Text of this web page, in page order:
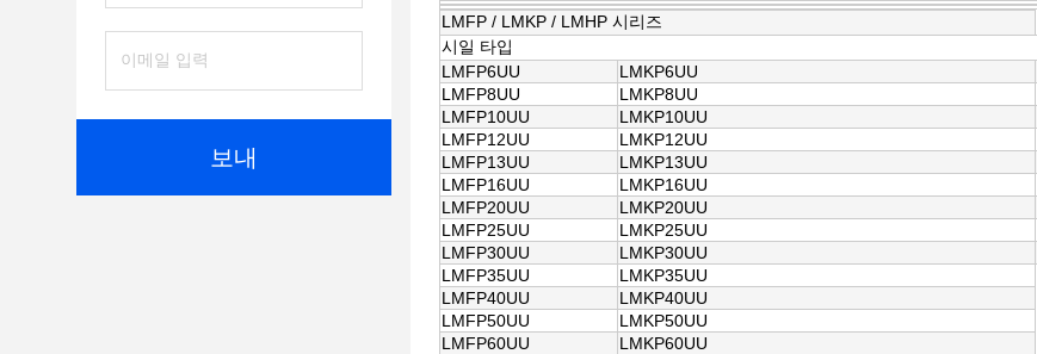
보내
LMFP / LMKP / LMHP 시리즈
시일 타입
LMFP6UU
LMKP6UU
LMFP8UU
LMKP8UU
LMFP10UU
LMKP10UU
LMFP12UU
LMKP12UU
LMFP13UU
LMKP13UU
LMFP16UU
LMKP16UU
LMFP20UU
LMKP20UU
LMFP25UU
LMKP25UU
LMFP30UU
LMKP30UU
LMFP35UU
LMKP35UU
LMFP40UU
LMKP40UU
LMFP50UU
LMKP50UU
LMFP60UU
LMKP60UU